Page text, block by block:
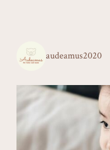
audeamus2020